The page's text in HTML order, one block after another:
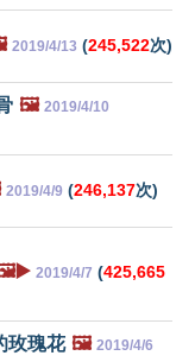
2019/4/13 (245,522次)
🖼️ 2019/4/10
2019/4/9 (246,137次)
2019/4/7 (425,665
玫瑰花 🖼️ 2019/4/6